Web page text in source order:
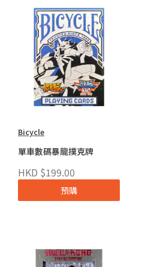
Bicycle
單車數碼暴龍撲克牌
HKD $199.00
預購